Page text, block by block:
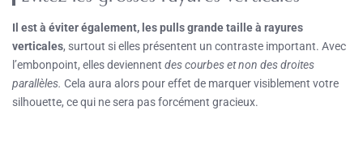
Il est à éviter également, les pulls grande taille à rayures
verticales, surtout si elles présentent un contraste important. Avec
l’embonpoint, elles deviennent des courbes et non des droites
parallèles. Cela aura alors pour effet de marquer visiblement votre
silhouette, ce qui ne sera pas forcément gracieux.